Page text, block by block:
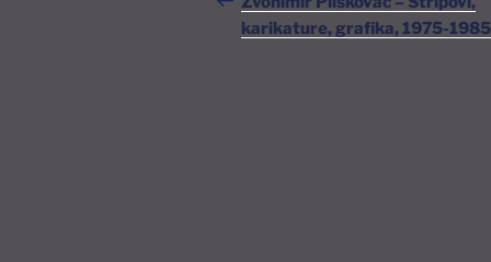
karikature, grafika, 1975-